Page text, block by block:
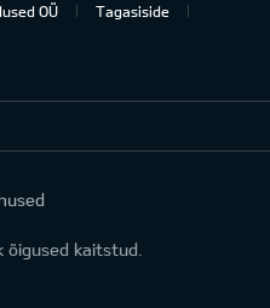
OÜ
Tagasiside
OÜ
õigused kaitstud.